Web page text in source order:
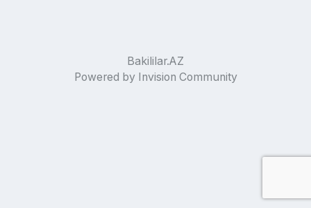
Bakililar.AZ
Powered by Invision Community